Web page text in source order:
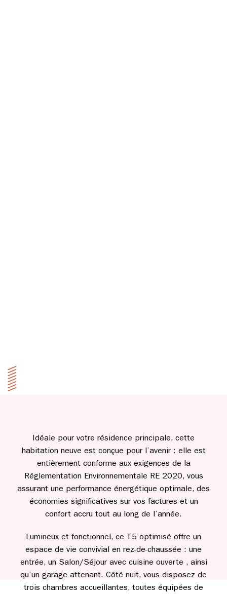
Idéale pour votre résidence principale, cette
habitation neuve est conçue pour l’avenir : elle est
entièrement conforme aux exigences de la
Réglementation Environnementale RE 2020, vous
assurant une performance énergétique optimale, des
économies significatives sur vos factures et un
confort accru tout au long de l’année.
Lumineux et fonctionnel, ce T5 optimisé offre un
espace de vie convivial en rez-de-chaussée : une
entrée, un Salon/Séjour avec cuisine ouverte , ainsi
qu’un garage attenant. Côté nuit, vous disposez de
trois chambres accueillantes, toutes équipées de